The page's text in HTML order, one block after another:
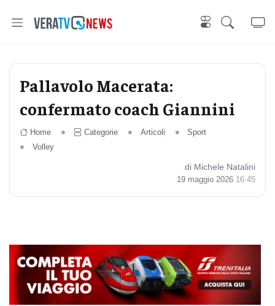
Pallavolo Macerata:
confermato coach Giannini
Home Categorie Articoli
Sport
Volley
di Michele Natalini
19 maggio 2026 16:45